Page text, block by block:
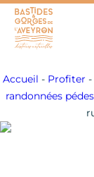
Accueil - Profiter -
randonnées